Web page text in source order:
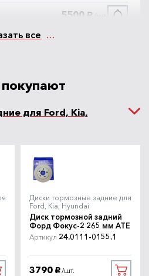
5500 руб.
все
для Ford, Kia,
Диски тормозные задние для
Ford, Kia, Hyundai
Диск тормозной задний
Форд Фокус-2 265 мм ATE
Артикул 24.0111-0155.1
3790 руб. /шт.